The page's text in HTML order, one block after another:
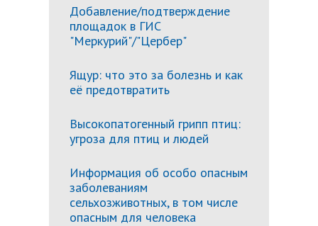
Добавление/подтверждение
площадок в ГИС
"Меркурий"/"Цербер"
Ящур: что это за болезнь и как
её предотвратить
Высокопатогенный грипп птиц:
угроза для птиц и людей
Информация об особо опасным
заболеваниям
сельхозживотных, в том числе
опасным для человека